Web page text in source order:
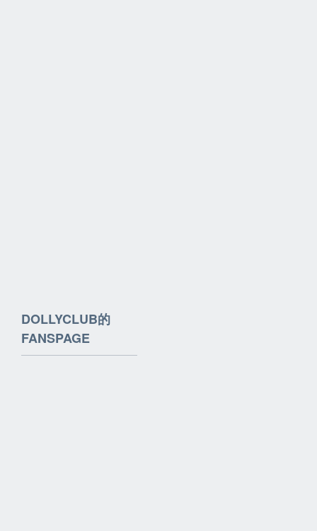
DOLLYCLUB的
FANSPAGE